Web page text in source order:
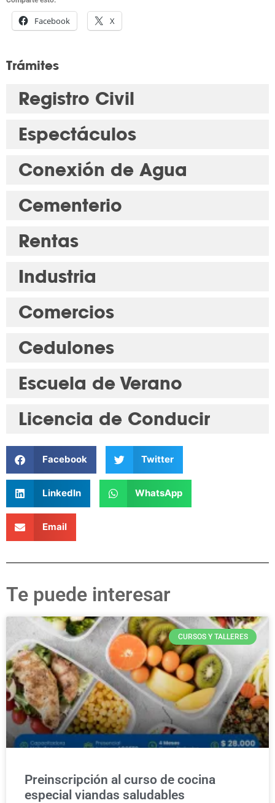
Facebook X
Trámites
Registro Civil
Espectáculos
Conexión de Agua
Cementerio
Rentas
Industria
Comercios
Cedulones
Escuela de Verano
Licencia de Conducir
Facebook Twitter
LinkedIn WhatsApp
Email
Te puede interesar
CURSOS Y TALLERES
Preinscripción al curso de cocina
especial viandas saludables